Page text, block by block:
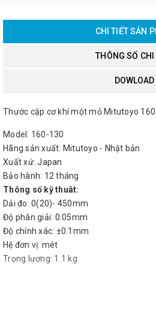
CHI TIẾT SẢN
THÔNG SỐ CHI
DOWLOAD
Thước cặp cơ khí một mỏ Mitutoyo
Model: 160-130
Hãng sản xuất: Mitutoyo - Nhật bản
Xuất xứ: Japan
Bảo hành: 12 tháng
Thông số kỹ thuât:
Dải đo: 0(20)- 450mm
Độ phân giải: 0.05mm
Độ chính xác: ±0.1mm
Hệ đơn vị: mét
Trọng lượng: 1.1 kg